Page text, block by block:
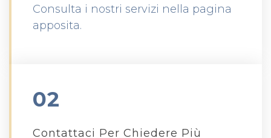
Consulta i nostri servizi nella pagina
apposita.
02
Contattaci Per Chiedere Più